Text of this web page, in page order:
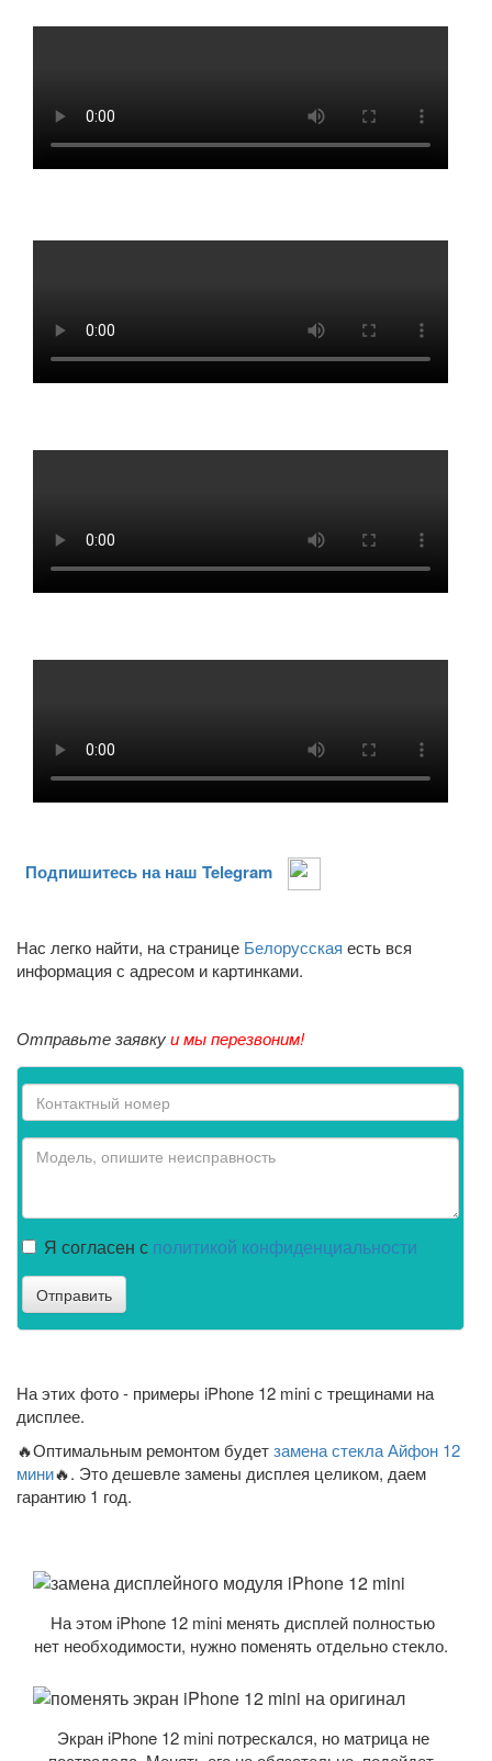
Подпишитесь на наш Telegram
Нас легко найти, на странице Белорусская есть вся
информация с адресом и картинками.
Отправьте заявкуи мы перезвоним!
Я согласен с политикой конфиденциальности
Отправить
На этих фото - примеры iPhone 12 mini с трещинами на
дисплее.
🔥Оптимальным ремонтом будетзамена стекла Айфон 12
мини🔥. Это дешевле замены дисплея целиком, даем
гарантию 1 год.
На этом iPhone 12 mini менять дисплей полностью
нет необходимости, нужно поменять отдельно стекло.
Экран iPhone 12 mini потрескался, но матрица не